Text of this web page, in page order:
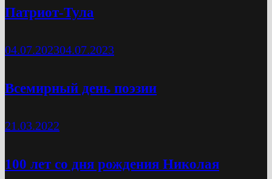
Патриот-Тула
04.07.202304.07.2023
Всемирный день поэзии
21.03.2022
100 лет со дня рождения Николая